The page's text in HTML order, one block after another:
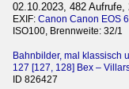
02.10.2023, 482 Aufrufe,
EXIF: Canon Canon EOS
ISO100, Brennweite: 32/1
Bahnbilder, mal klassisch
127 [127, 128] Bex –
ID 826427